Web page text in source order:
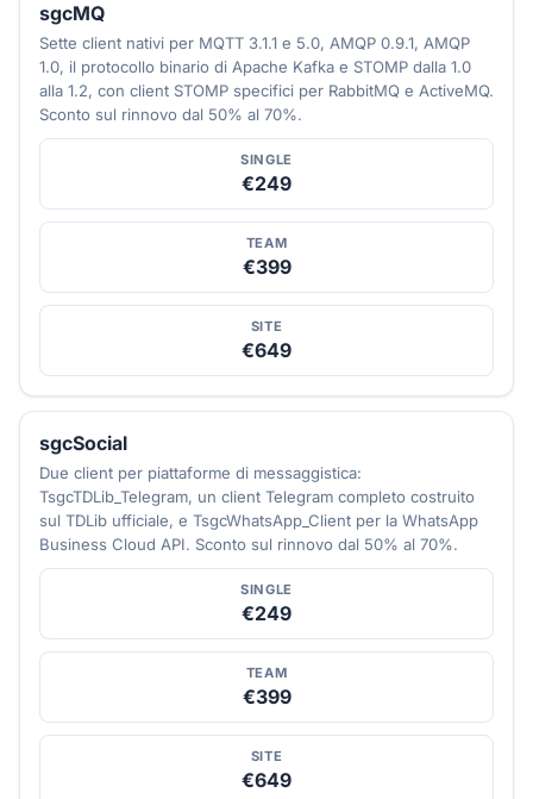
sgcMQ
Sette client nativi per MQTT 3.1.1 e 5.0, AMQP 0.9.1, AMQP
1.0, il protocollo binario di Apache Kafka e STOMP dalla 1.0
alla 1.2, con client STOMP specifici per RabbitMQ e ActiveMQ.
Sconto sul rinnovo dal 50% al 70%.
SINGLE
€249
TEAM
€399
SITE
€649
sgcSocial
Due client per piattaforme di messaggistica:
TsgcTDLib_Telegram, un client Telegram completo costruito
sul TDLib ufficiale, e TsgcWhatsApp_Client per la WhatsApp
Business Cloud API. Sconto sul rinnovo dal 50% al 70%.
SINGLE
€249
TEAM
€399
SITE
€649